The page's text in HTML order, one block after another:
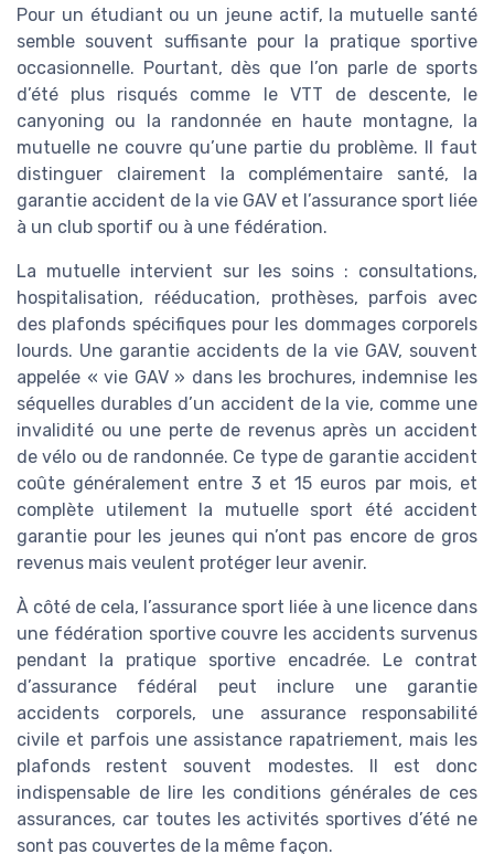
Pour un étudiant ou un jeune actif, la mutuelle santé
semble souvent suffisante pour la pratique sportive
occasionnelle. Pourtant, dès que l’on parle de sports
d’été plus risqués comme le VTT de descente, le
canyoning ou la randonnée en haute montagne, la
mutuelle ne couvre qu’une partie du problème. Il faut
distinguer clairement la complémentaire santé, la
garantie accident de la vie GAV et l’assurance sport liée
à un club sportif ou à une fédération.
La mutuelle intervient sur les soins : consultations,
hospitalisation, rééducation, prothèses, parfois avec
des plafonds spécifiques pour les dommages corporels
lourds. Une garantie accidents de la vie GAV, souvent
appelée « vie GAV » dans les brochures, indemnise les
séquelles durables d’un accident de la vie, comme une
invalidité ou une perte de revenus après un accident
de vélo ou de randonnée. Ce type de garantie accident
coûte généralement entre 3 et 15 euros par mois, et
complète utilement la mutuelle sport été accident
garantie pour les jeunes qui n’ont pas encore de gros
revenus mais veulent protéger leur avenir.
À côté de cela, l’assurance sport liée à une licence dans
une fédération sportive couvre les accidents survenus
pendant la pratique sportive encadrée. Le contrat
d’assurance fédéral peut inclure une garantie
accidents corporels, une assurance responsabilité
civile et parfois une assistance rapatriement, mais les
plafonds restent souvent modestes. Il est donc
indispensable de lire les conditions générales de ces
assurances, car toutes les activités sportives d’été ne
sont pas couvertes de la même façon.